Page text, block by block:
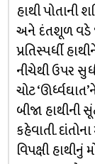
હાથી પોતાની
અને દંતશૂળ વડે
પ્રતિસ્પર્ધી
નીચેથી ઉપર
ચોટ
બીજા હાથીની
કહેવાતી.
વિપક્ષી